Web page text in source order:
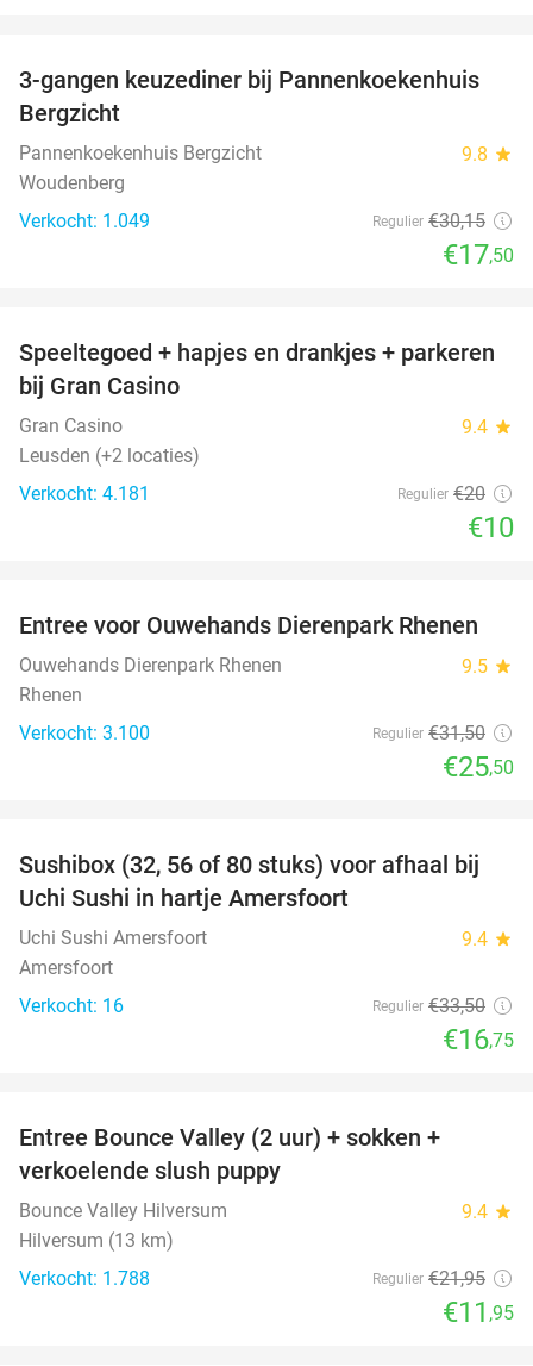
42%
3-gangen keuzediner bij Pannenkoekenhuis
Bergzicht
Pannenkoekenhuis Bergzicht 9.8 star
Woudenberg
Verkocht: 1.049
Regulier €30,15
€17,50
50%
Speeltegoed + hapjes en drankjes + parkeren
bij Gran Casino
Gran Casino 9.4 star
Leusden (+2 locaties)
Verkocht: 4.181
Regulier €20
€10
19%
Entree voor Ouwehands Dierenpark Rhenen
Ouwehands Dierenpark Rhenen 9.5 star
Rhenen
Verkocht: 3.100
Regulier €31,50
€25,50
50%
Sushibox (32, 56 of 80 stuks) voor afhaal bij
Uchi Sushi in hartje Amersfoort
Uchi Sushi Amersfoort 9.4 star
Amersfoort
Verkocht: 16
Regulier €33,50
€16,75
Entree Bounce Valley (2 uur) + sokken +
verkoelende slush puppy
Bounce Valley Hilversum 9.4 star
Hilversum (13 km)
Verkocht: 1.788
Regulier €21,95
€11 ,95